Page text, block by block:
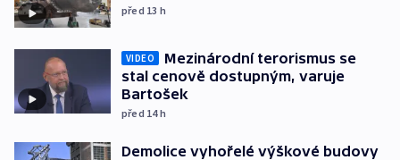
před 13 h
VIDEO
Mezinárodní terorismus se
stal cenově dostupným, varuje
Bartošek
před 14h
Demolice vyhořelé výškové budovy